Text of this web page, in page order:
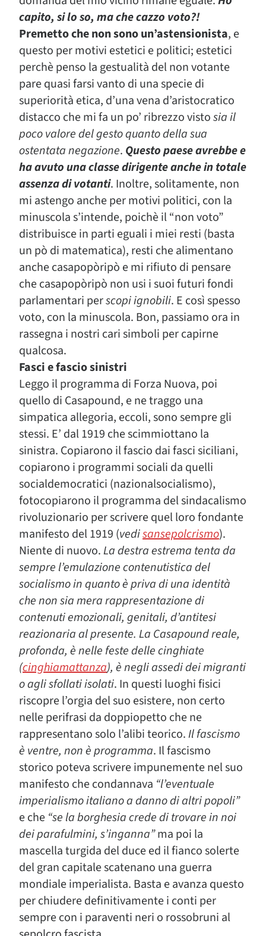
capito, si lo so, ma che cazzo voto?!
Premetto che non sono un’astensionista, e
questo per motivi estetici e politici; estetici
perchè penso la gestualità del non votante
pare quasi farsi vanto di una specie di
superiorità etica, d’una vena d’aristocratico
distacco che mi fa un po’ ribrezzo vistosia il
poco valore del gesto quanto della sua
ostentata negazione. Questo paese avrebbe e
ha avuto una classe dirigente anche in totale
assenza di votanti. Inoltre, solitamente, non
mi astengo anche per motivi politici, con la
minuscola s’intende, poichè il “non voto”
distribuisce in parti eguali i miei resti (basta
un pò di matematica), resti che alimentano
anche casapopòripò e mi rifiuto di pensare
che casapopòripò non usi i suoi futuri fondi
parlamentari perscopi ignobili. E così spesso
voto, con la minuscola. Bon, passiamo ora in
rassegna i nostri cari simboli per capirne
qualcosa.
Fasci e fascio sinistri
Leggo il programma di Forza Nuova, poi
quello di Casapound, e ne traggo una
simpatica allegoria, eccoli, sono sempre gli
stessi. E’ dal 1919 che scimmiottano la
sinistra. Copiarono ilfascio daifasci siciliani,
copiarono i programmi sociali da quelli
socialdemocratici (nazionalsocialismo),
fotocopiarono il programma del sindacalismo
rivoluzionario per scrivere quel loro fondante
manifesto del 1919 (vedisansepolcrismo).
Niente di nuovo.La destra estrema tenta da
sempre l’emulazione contenutistica del
socialismo in quanto è priva di una identità
che non sia mera rappresentazione di
contenuti emozionali, genitali, d’antitesi
reazionaria al presente. La Casapound reale,
profonda, è nelle feste delle cinghiate
(cinghiamattanza), è negli assedi dei migranti
o agli sfollati isolati. In questi luoghi fisici
riscopre l’orgia del suo esistere, non certo
nelle perifrasi da doppiopetto che ne
rappresentano solo l’alibi teorico.Il fascismo
è ventre, non è programma. Il fascismo
storico poteva scrivere impunemente nel suo
manifesto che condannava “l’eventuale
imperialismo italiano a danno di altri popoli”
e che “se la borghesia crede di trovare in noi
dei parafulmini, s’inganna”ma poi la
mascella turgida del duce ed il fianco solerte
del gran capitale scatenano una guerra
mondiale imperialista. Basta e avanza questo
per chiudere definitivamente i conti per
sempre con i paraventi neri o rossobruni al